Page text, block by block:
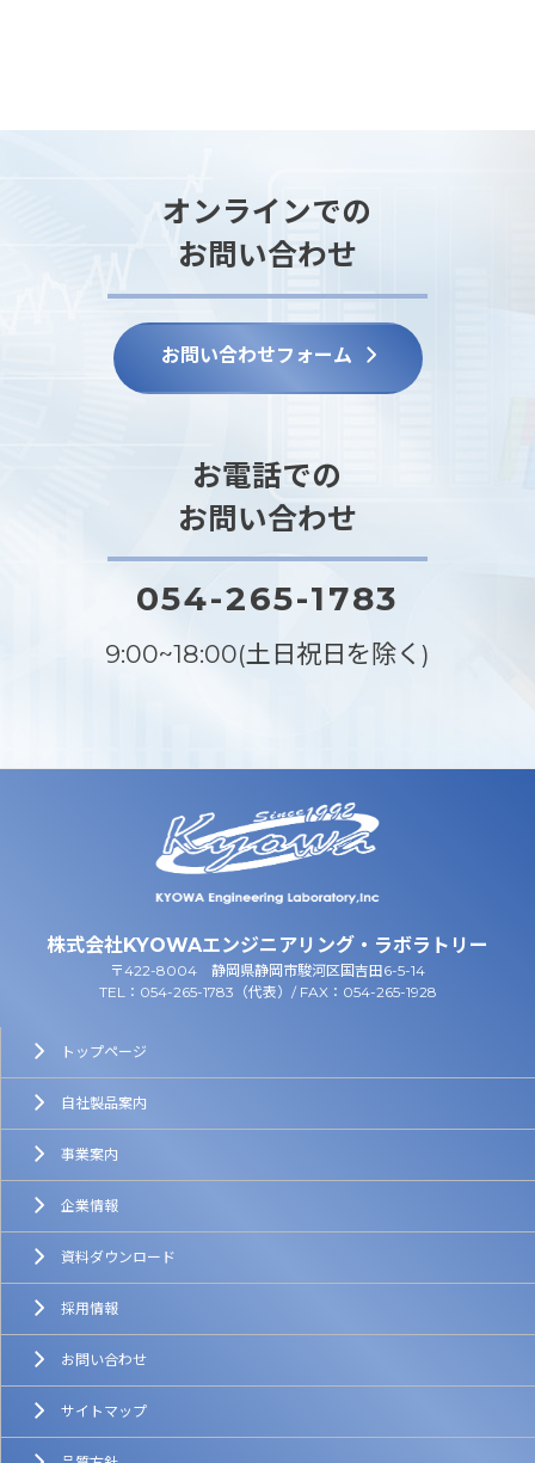
オンラインでの
お問い合わせ
お問い合わせフォーム
お電話での
お問い合わせ
054-265-1783
9:00~18:00(土日祝日を除く)
株式会社KYOWAエンジニアリング・ラボラトリー
〒422-8004 静岡県静岡市駿河区国吉田6-5-14
TEL：054-265-1783（代表）/ FAX：054-265-1928
トップページ
自社製品案内
事業案内
企業情報
資料ダウンロード
採用情報
お問い合わせ
サイトマップ